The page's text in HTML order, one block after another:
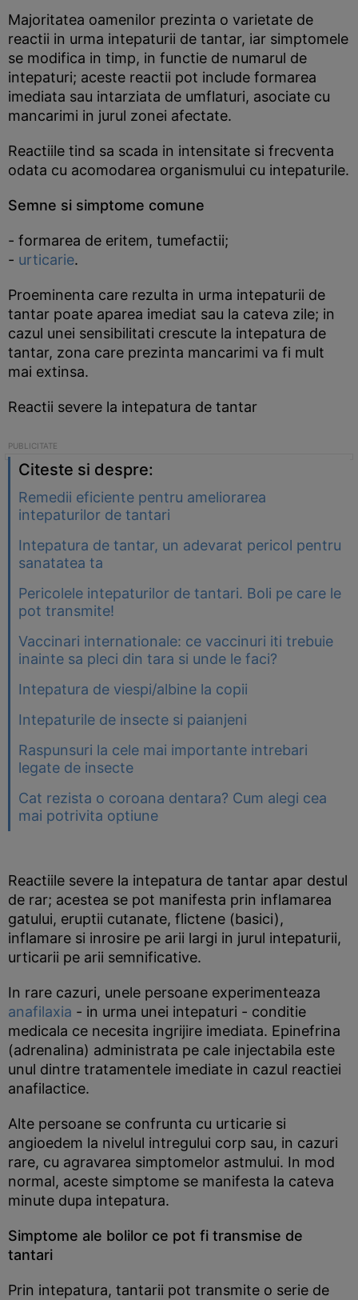
Majoritatea oamenilor prezinta o varietate de
reactii in urma intepaturii de tantar, iar simptomele
se modifica in timp, in functie de numarul de
intepaturi; aceste reactii pot include formarea
imediata sau intarziata de umflaturi, asociate cu
mancarimi in jurul zonei afectate.
Reactiile tind sa scada in intensitate si frecventa
odata cu acomodarea organismului cu intepaturile.
Semne si simptome comune
- formarea de eritem, tumefactii;
- urticarie.
Proeminenta care rezulta in urma intepaturii de
tantar poate aparea imediat sau la cateva zile; in
cazul unei sensibilitati crescute la intepatura de
tantar, zona care prezinta mancarimi va fi mult
mai extinsa.
Reactii severe la intepatura de tantar
Citeste si despre:
Remedii eficiente pentru ameliorarea
intepaturilor de tantari
Intepatura de tantar, un adevarat pericol pentru
sanatatea ta
Pericolele intepaturilor de tantari. Boli pe care le
pot transmite!
Vaccinari internationale: ce vaccinuri iti trebuie
inainte sa pleci din tara si unde le faci?
Intepatura de viespi/albine la copii
Intepaturile de insecte si paianjeni
Raspunsuri la cele mai importante intrebari
legate de insecte
Cat rezista o coroana dentara? Cum alegi cea
mai potrivita optiune
Reactiile severe la intepatura de tantar apar destul
de rar; acestea se pot manifesta prin inflamarea
gatului, eruptii cutanate, flictene (basici),
inflamare si inrosire pe arii largi in jurul intepaturii,
urticarii pe arii semnificative.
In rare cazuri, unele persoane experimenteaza
anafilaxia - in urma unei intepaturi - conditie
medicala ce necesita ingrijire imediata. Epinefrina
(adrenalina) administrata pe cale injectabila este
unul dintre tratamentele imediate in cazul reactiei
anafilactice.
Alte persoane se confrunta cu urticarie si
angioedem la nivelul intregului corp sau, in cazuri
rare, cu agravarea simptomelor astmului. In mod
normal, aceste simptome se manifesta la cateva
minute dupa intepatura.
Simptome ale bolilor ce pot fi transmise de
tantari
Prin intepatura, tantarii pot transmite o serie de